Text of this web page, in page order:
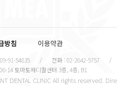
방침 이용약관
91-54835 / 전화 : 02-2642-5757 /
14 토마토메디컬센터 3층, 4층, B1
DENTAL CLINIC All rights reserved.